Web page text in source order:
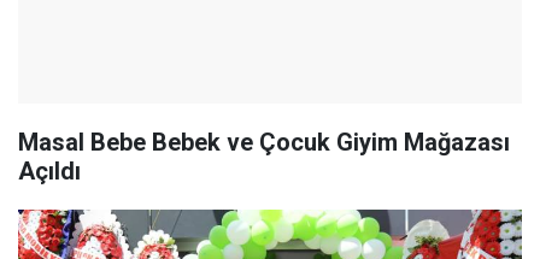
Masal Bebe Bebek ve Çocuk Giyim Mağazası
Açıldı